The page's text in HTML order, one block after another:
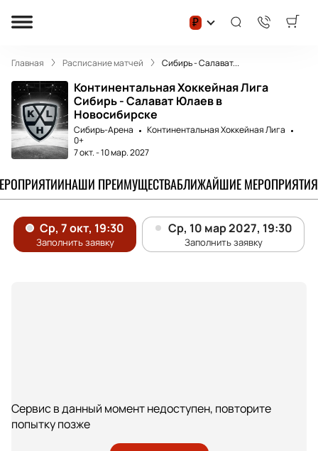
₽
Главная Расписание матчей Сибирь - Салават...
Континентальная Хоккейная Лига
Сибирь - Салават Юлаев в
Новосибирске
Сибирь-Арена
Континентальная Хоккейная Лига
0+
7 окт.-10 мар. 2027
НАШИ ПРЕИМУЩЕСТВАБЛИЖАЙШИЕ МЕРОПРИЯТИЯ
Сервис в данный момент недоступен, повторите
попытку позже